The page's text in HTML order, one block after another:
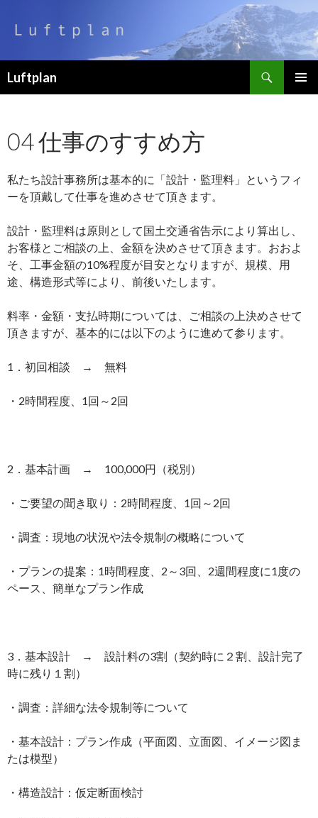
Luftplan
索
ン
ツ
移
動
04 仕事のすすめ方
私たち設計事務所は基本的に「設計・監理料」というフィ
ーを頂戴して仕事を進めさせて頂きます。
設計・監理料は原則として国土交通省告示により算出し、
お客様とご相談の上、金額を決めさせて頂きます。おおよ
そ、工事金額の10%程度が目安となりますが、規模、用
途、構造形式等により、前後いたします。
料率・金額・支払時期については、ご相談の上決めさせて
頂きますが、基本的には以下のように進めて参ります。
1．初回相談 → 無料
・2時間程度、1回～2回
2．基本計画 → 100,000円（税別）
・ご要望の聞き取り：2時間程度、1回～2回
・調査：現地の状況や法令規制の概略について
・プランの提案：1時間程度、2～3回、2週間程度に1度の
ペース、簡単なプラン作成
3．基本設計 → 設計料の3割（契約時に２割、設計完了
時に残り１割）
・調査：詳細な法令規制等について
・基本設計：プラン作成（平面図、立面図、イメージ図ま
たは模型）
・構造設計：仮定断面検討